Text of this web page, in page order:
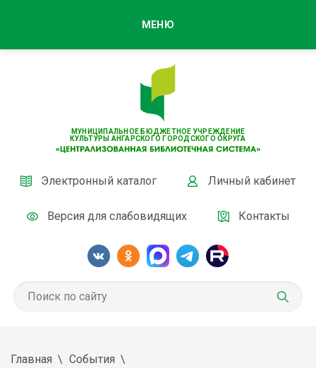
МУНИЦИПАЛЬНОЕ БЮДЖЕТНОЕ УЧРЕЖДЕНИЕ
КУЛЬТУРЫ АНГАРСКОГО ГОРОДСКОГО ОКРУГА
Электронный каталог Личный кабинет
Версия для слабовидящих Контакты
МЕНЮ
Главная
События